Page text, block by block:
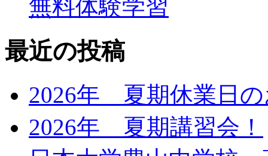
無料体験学習
最近の投稿
2026年 夏期休業日
2026年 夏期講習会！